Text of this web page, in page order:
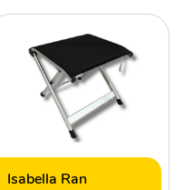
Isabella Ran